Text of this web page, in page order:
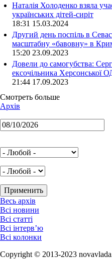
Наталія Холоденко взяла
українських дітей-сиріт
18:31 15.03.2024
Другий день поспіль в
масштабну «бавовну» в
15:20 23.09.2023
Довели до самогубства:
ексочільника Херсонської
21:44 17.09.2023
Смотреть больше
Архів
Весь архів
Всі новини
Всі статті
Всі інтерв’ю
Всі колонки
Copyright © 2013-2023